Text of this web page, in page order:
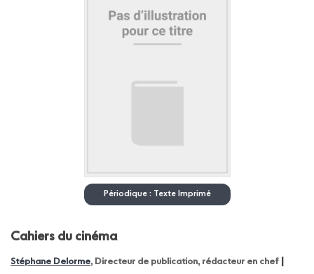
Périodique : Texte Imprimé
Cahiers du cinéma
Stéphane Delorme, Directeur de publication, rédacteur en chef